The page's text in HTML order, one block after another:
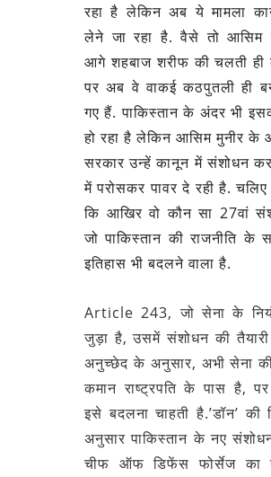
रहा है लेकिन अब ये मामला
लेने जा रहा है. वैसे तो आसिम
आगे शहबाज शरीफ की चलती ही
पर अब वे वाकई कठपुतली ही
गए हैं. पाकिस्तान के अंदर भी
हो रहा है लेकिन आसिम मुनीर
सरकार उन्हें कानून में संशोधन
में परोसकर पावर दे रही है.
कि आखिर वो कौन सा 27वां
जो पाकिस्तान की राजनीति के
इतिहास भी बदलने वाला है.
Article 243, जो सेना के
जुड़ा है, उसमें संशोधन की
अनुच्छेद के अनुसार, अभी सेना की
कमान राष्ट्रपति के पास है,
इसे बदलना चाहती है.’डॉन’ की
अनुसार पाकिस्तान के नए
चीफ ऑफ डिफेंस फोर्सेज का